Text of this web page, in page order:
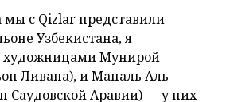
мы с Qizlar представили
Узбекистана, я
художницами Мунирой
Ливана), и Маналь Аль
Саудовской Аравии) — у них